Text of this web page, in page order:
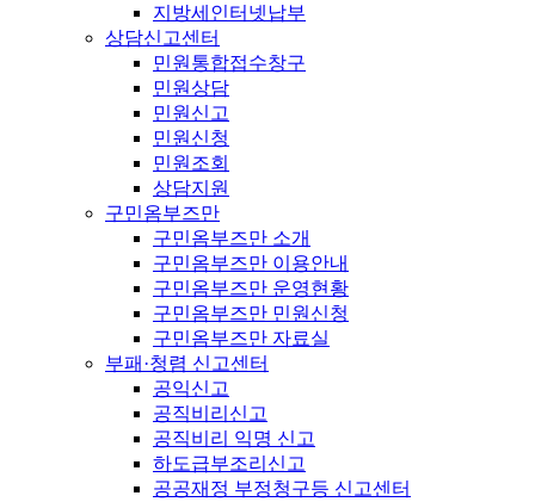
지방세인터넷납부
상담신고센터
민원통합접수창구
민원상담
민원신고
민원신청
민원조회
상담지원
구민옴부즈만
구민옴부즈만 소개
구민옴부즈만 이용안내
구민옴부즈만 운영현황
구민옴부즈만 민원신청
구민옴부즈만 자료실
부패·청렴 신고센터
공익신고
공직비리신고
공직비리 익명 신고
하도급부조리신고
공공재정 부정청구등 신고센터